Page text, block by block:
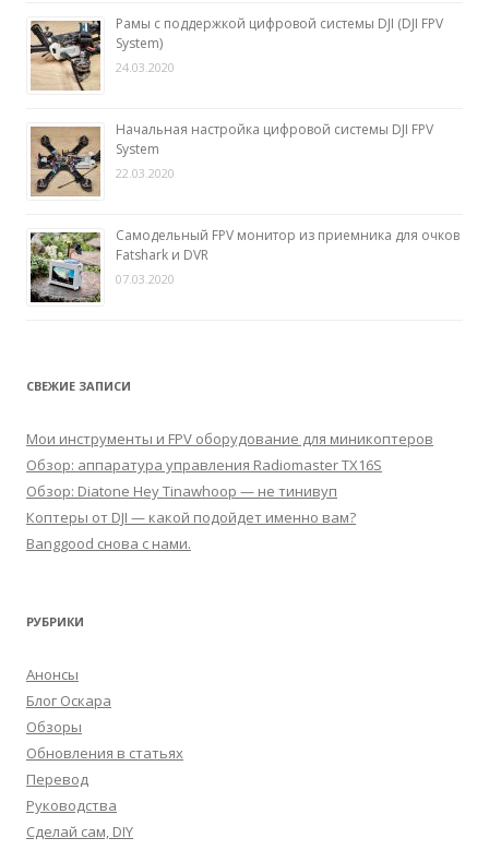
Рамы с поддержкой цифровой системы DJI (DJI FPV
System)
24.03.2020
Начальная настройка цифровой системы DJI FPV
System
22.03.2020
Самодельный FPV монитор из приемника для очков
Fatshark и DVR
07.03.2020
СВЕЖИЕ ЗАПИСИ
Мои инструменты и FPV оборудование для миникоптеров
Обзор: аппаратура управления Radiomaster TX16S
Обзор: Diatone Hey Tinawhoop — не тинивуп
Коптеры от DJI — какой подойдет именно вам?
Banggood снова с нами.
РУБРИКИ
Анонсы
Блог Оскара
Обзоры
Обновления в статьях
Перевод
Руководства
Сделай сам, DIY